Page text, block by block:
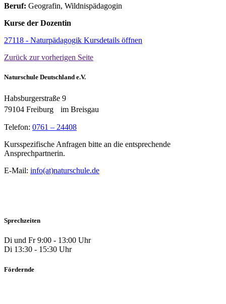
Beruf: Geografin, Wildnispädagogin
Kurse der Dozentin
27118 - Naturpädagogik Kursdetails öffnen
Zurück zur vorherigen Seite
Naturschule Deutschland e.V.
Habsburgerstraße 9
79104 Freiburg im Breisgau
Telefon: 0761 – 24408
Kursspezifische Anfragen bitte an die entsprechende
Ansprechpartnerin.
E-Mail: info(at)naturschule.de
Sprechzeiten
Di und Fr 9:00 - 13:00 Uhr
Di 13:30 - 15:30 Uhr
Fördernde